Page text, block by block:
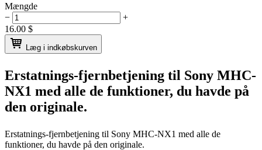
Mængde
−
+
16.00 $
Læg i indkøbskurven
Erstatnings-fjernbetjening til Sony MHC-
NX1 med alle de funktioner, du havde på
den originale.
Erstatnings-fjernbetjening til Sony MHC-NX1 med alle de
funktioner, du havde på den originale.